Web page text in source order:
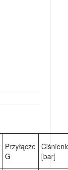
Przyłącze
G
[bar]